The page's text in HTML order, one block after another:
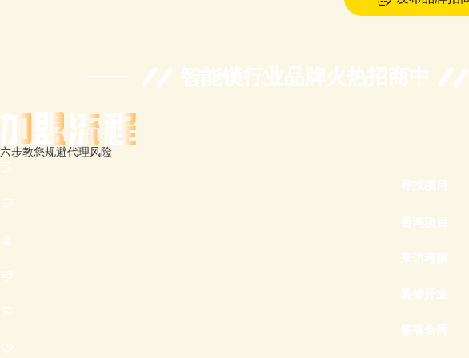
智能锁行业品牌火热招商中
六步教您规避代理风险
寻找项目
咨询项目
来访考察
装修开业
签署合同